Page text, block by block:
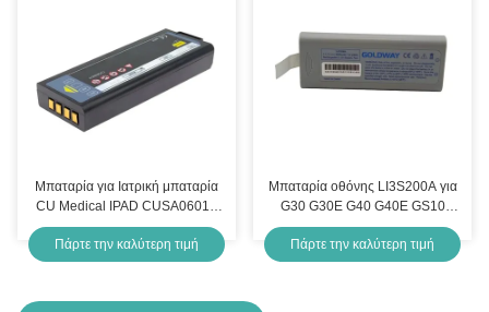
Μπαταρία για Ιατρική μπαταρία
CU Medical IPAD CUSA0601F
NF1200 Series
Πάρτε την καλύτερη τιμή
Μπαταρία οθόνης LI3S200A για
G30 G30E G40 G40E GS10
GS20 TC10 TC20
Πάρτε την καλύτερη τιμή